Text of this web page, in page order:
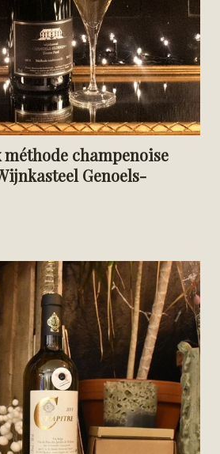
champenoise
Genoels-